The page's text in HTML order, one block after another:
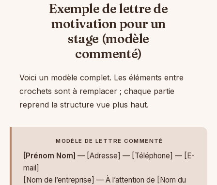
Exemple de lettre de
motivation pour un
stage (modèle
commenté)
Voici un modèle complet. Les éléments entre
crochets sont à remplacer ; chaque partie
reprend la structure vue plus haut.
MODÈLE DE LETTRE COMMENTÉ
[Prénom Nom] — [Adresse] — [Téléphone] — [E-
mail]
[Nom de l’entreprise] — À l’attention de [Nom du